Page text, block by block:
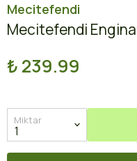
Mecitefendi
Mecitefendi
₺ 239.99
Miktar